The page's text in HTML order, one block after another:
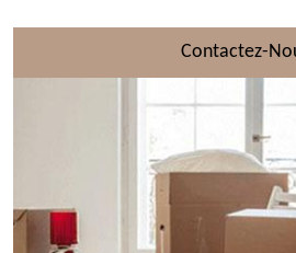
Contactez-